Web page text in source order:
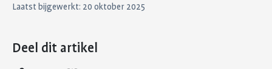
Laatst bijgewerkt: 20 oktober 2025
Deel dit artikel